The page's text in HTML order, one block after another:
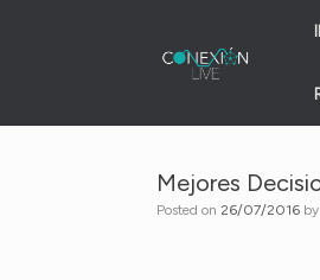
Mejores
Posted on 26/07/2016 by